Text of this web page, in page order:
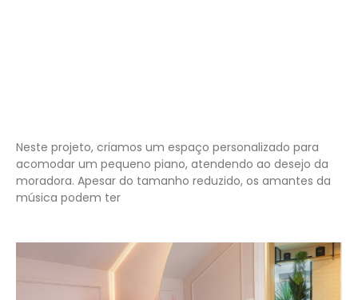
Neste projeto, criamos um espaço personalizado para
acomodar um pequeno piano, atendendo ao desejo da
moradora. Apesar do tamanho reduzido, os amantes da
música podem ter